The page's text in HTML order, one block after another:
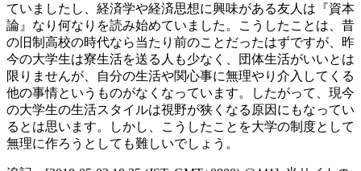
ていましたし、経済学や経済思想に興味がある友人は『資本
論』なり何なりを読み始めていました。こうしたことは、昔
の旧制高校の時代なら当たり前のことだったはずですが、昨
今の大学生は寮生活を送る人も少なく、団体生活がいいとは
限りませんが、自分の生活や関心事に無理やり介入してくる
他の事情というものがなくなっています。したがって、現今
の大学生の生活スタイルは視野が狭くなる原因にもなってい
るとは思います。しかし、こうしたことを大学の制度として
無理に作ろうとしても難しいでしょう。